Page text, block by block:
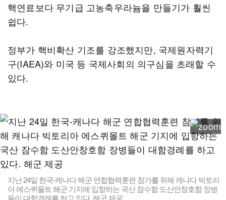
핵연료보다 무기급 고농축우라늄을 만들기가 훨씬
쉽다.
정부가 핵비확산 기조를 강조했지만, 국제원자력기
구(IAEA)와 미국 등 국제사회의 의구심을 초래할 수
있다.
지난 24일 한국-캐나다 해군 연합협력훈련 참가를 위해 캐나다 빅토리
아 에스퀴몰트 해군 기지에 입항하는 국산 잠수함 도산안창호함 장병
들이 대함경례를 하고 있다. 해군 제공